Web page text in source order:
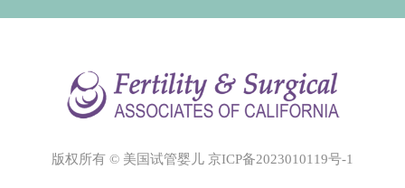
版权所有 © 美国试管婴儿 京ICP备2023010119号-1